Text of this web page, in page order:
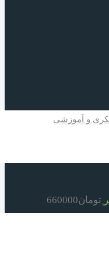
و آموزشی
مساجد مهدها ارگانها
تومان660000